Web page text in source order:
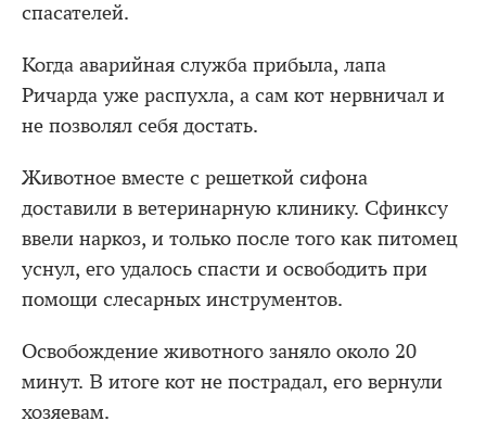
спасателей.
Когда аварийная служба прибыла, лапа
Ричарда уже распухла, а сам кот нервничал и
не позволял себя достать.
Животное вместе с решеткой сифона
доставили в ветеринарную клинику. Сфинксу
ввели наркоз, и только после того как питомец
уснул, его удалось спасти и освободить при
помощи слесарных инструментов.
Освобождение животного заняло около 20
минут. В итоге кот не пострадал, его вернули
хозяевам.